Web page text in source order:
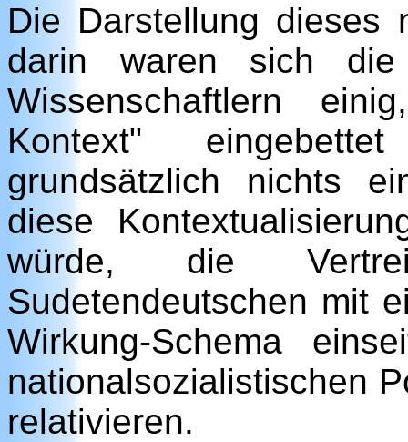
Die Darstellung dieses
darin waren sich
Wissenschaftlern
Kontext"
grundsätzlich nichts
diese
würde, die
Sudetendeutschen mit
Wirkung-Schema
nationalsozialistischen
relativieren.